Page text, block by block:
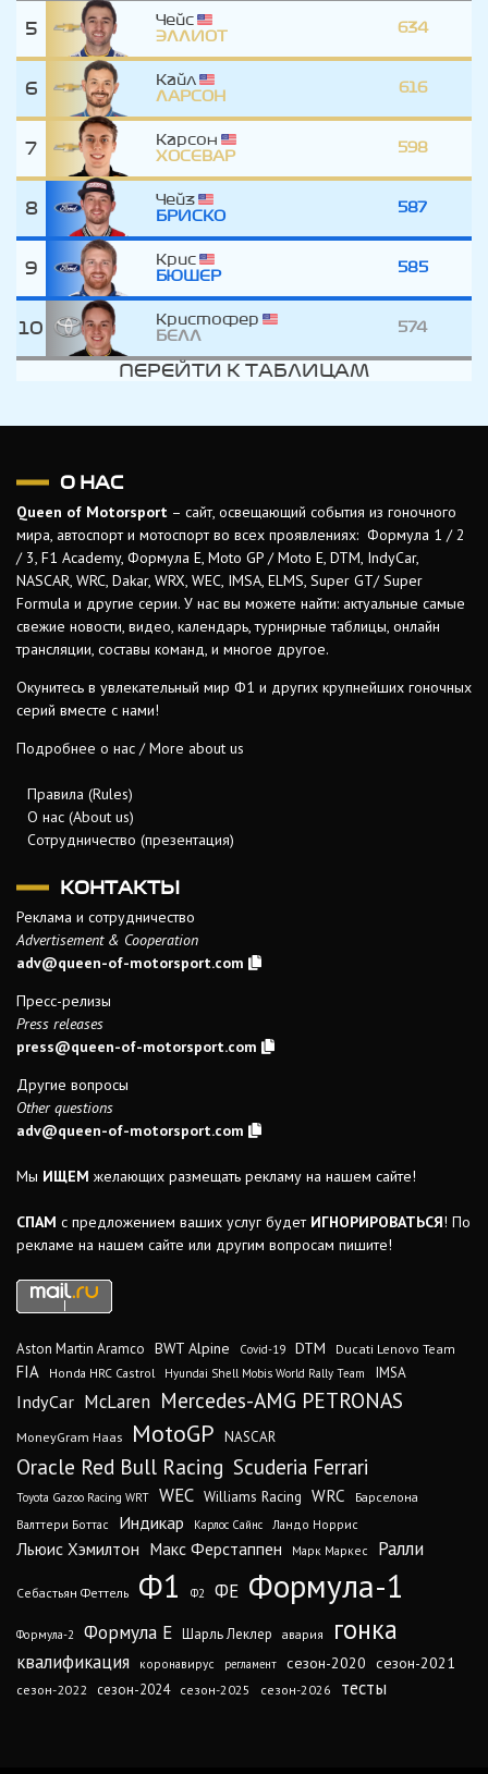
5
Чейс
ЭЛЛИОТ
634
6
Кайл
ЛАРСОН
616
7
Карсон
ХОСЕВАР
598
8
Чейз
БРИСКО
587
9
Крис
БЮШЕР
585
10
Кристофер
БЕЛЛ
574
ПЕРЕЙТИ К ТАБЛИЦАМ
О НАС
Queen of Motorsport – сайт, освещающий события из гоночного
мира, автоспорт и мотоспорт во всех проявлениях: Формула 1 / 2
/ 3, F1 Academy, Формула Е, Moto GP / Moto E, DTM, IndyCar,
NASCAR, WRC, Dakar, WRX, WEC, IMSA, ELMS, Super GT/ Super
Formula и другие серии. У нас вы можете найти: актуальные самые
свежие новости, видео, календарь, турнирные таблицы, онлайн
трансляции, составы команд, и многое другое.
Окунитесь в увлекательный мир Ф1 и других крупнейших гоночных
серий вместе с нами!
Подробнее о нас / More about us
Правила (Rules)
О нас (About us)
Сотрудничество (презентация)
КОНТАКТЫ
Реклама и сотрудничество
Advertisement & Cooperation
adv@queen-of-motorsport.com
Пресс-релизы
Press releases
press@queen-of-motorsport.com
Другие вопросы
Other questions
adv@queen-of-motorsport.com
Мы ИЩЕМ желающих размещать рекламу на нашем сайте!
СПАМ с предложением ваших услуг будет ИГНОРИРОВАТЬСЯ! По
рекламе на нашем сайте или другим вопросам пишите!
Aston Martin Aramco BWT Alpine Covid-19 DTM Ducati Lenovo Team
FIA Honda HRC Castrol Hyundai Shell Mobis World Rally Team IMSA
IndyCar McLaren Mercedes-AMG PETRONAS
MoneyGram Haas MotoGP NASCAR
Oracle Red Bull Racing Scuderia Ferrari
Toyota Gazoo Racing WRT WEC Williams Racing WRC
Барселона
Валттери Боттас
Индикар Карлос Сайнс Ландо Норрис
Льюис Хэмилтон Макс Ферстаппен Марк Маркес Ралли
Себастьян Феттель Ф1 Ф2 ФЕ Формула-1
Формула-2 Формула Е Шарль Леклер авария гонка
квалификация коронавирус регламент сезон-2020 сезон-2021
сезон-2022 сезон-2024 сезон-2025 сезон-2026 тесты